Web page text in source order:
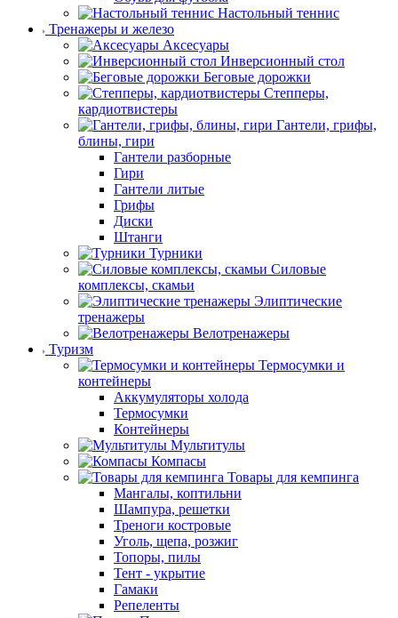
Настольный теннис
Тренажеры и железо
Аксесуары
Инверсионный стол
Беговые дорожки
Степперы,
кардиотвистеры
Гантели, грифы,
блины, гири
Гантели разборные
Гири
Гантели литые
Грифы
Диски
Штанги
Турники
Силовые
комплексы, скамьи
Элиптические
тренажеры
Велотренажеры
Туризм
Термосумки и
контейнеры
Аккумуляторы холода
Термосумки
Контейнеры
Мультитулы
Компасы
Товары для кемпинга
Мангалы, коптильни
Шампура, решетки
Треноги костровые
Уголь, щепа, розжиг
Топоры, пилы
Тент - укрытие
Гамаки
Репеленты